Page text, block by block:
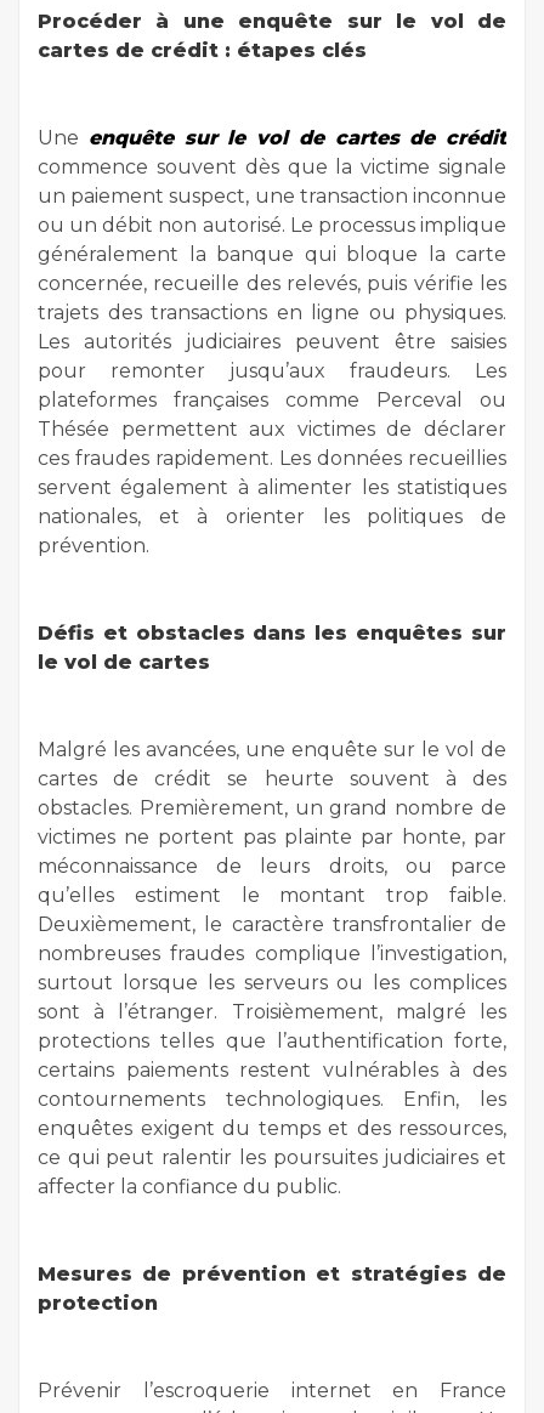
Procéder à une enquête sur le vol de
cartes de crédit : étapes clés
Une enquête sur le vol de cartes de crédit
commence souvent dès que la victime signale
un paiement suspect, une transaction inconnue
ou un débit non autorisé. Le processus implique
généralement la banque qui bloque la carte
concernée, recueille des relevés, puis vérifie les
trajets des transactions en ligne ou physiques.
Les autorités judiciaires peuvent être saisies
pour remonter jusqu’aux fraudeurs. Les
plateformes françaises comme Perceval ou
Thésée permettent aux victimes de déclarer
ces fraudes rapidement. Les données recueillies
servent également à alimenter les statistiques
nationales, et à orienter les politiques de
prévention.
Défis et obstacles dans les enquêtes sur
le vol de cartes
Malgré les avancées, une enquête sur le vol de
cartes de crédit se heurte souvent à des
obstacles. Premièrement, un grand nombre de
victimes ne portent pas plainte par honte, par
méconnaissance de leurs droits, ou parce
qu’elles estiment le montant trop faible.
Deuxièmement, le caractère transfrontalier de
nombreuses fraudes complique l’investigation,
surtout lorsque les serveurs ou les complices
sont à l’étranger. Troisièmement, malgré les
protections telles que l’authentification forte,
certains paiements restent vulnérables à des
contournements technologiques. Enfin, les
enquêtes exigent du temps et des ressources,
ce qui peut ralentir les poursuites judiciaires et
affecter la confiance du public.
Mesures de prévention et stratégies de
protection
Prévenir l’escroquerie internet en France